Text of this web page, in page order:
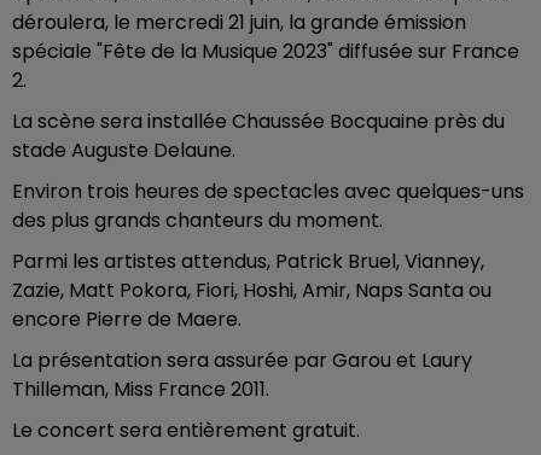
déroulera, le mercredi 21 juin, la grande émission
spéciale "Fête de la Musique 2023" diffusée sur France
2.
La scène sera installée Chaussée Bocquaine près du
stade Auguste Delaune.
Environ trois heures de spectacles avec quelques-uns
des plus grands chanteurs du moment.
Parmi les artistes attendus, Patrick Bruel, Vianney,
Zazie, Matt Pokora, Fiori, Hoshi, Amir, Naps Santa ou
encore Pierre de Maere.
La présentation sera assurée par Garou et Laury
Thilleman, Miss France 2011.
Le concert sera entièrement gratuit.